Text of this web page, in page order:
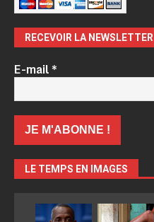
RECEVOIR LA NEWSLETTER
E-mail*
LE TEMPS EN IMAGES